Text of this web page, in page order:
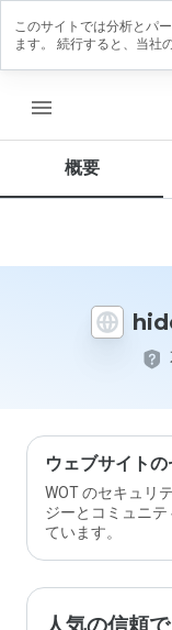
menu
概要
ウェブサイト
WOT のセキュリ
ジーとコミュニ
ています。
レビュ
を残す
この
イト
価し
ます
か？
このサイトでは分析とパ
ます。 続行すると、当社